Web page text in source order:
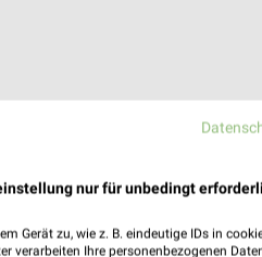
Lidl
ab Mo.
nur für unbedingt
Gerät zu, wie z. B. eindeutige IDs in
verarbeiten Ihre personenbezogenen